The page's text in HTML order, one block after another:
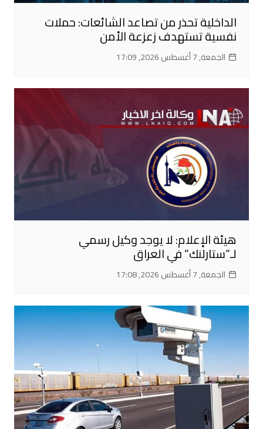
الداخلية تحذر من تصاعد الشائعات: حملات
نفسية تستهدف زعزعة الأمن
الجمعة, 7 أغسطس 2026, 17:09
هيئة الإعلام: لا يوجد وكيل رسمي
لـ”ستارلنك” في العراق
الجمعة, 7 أغسطس 2026, 17:08